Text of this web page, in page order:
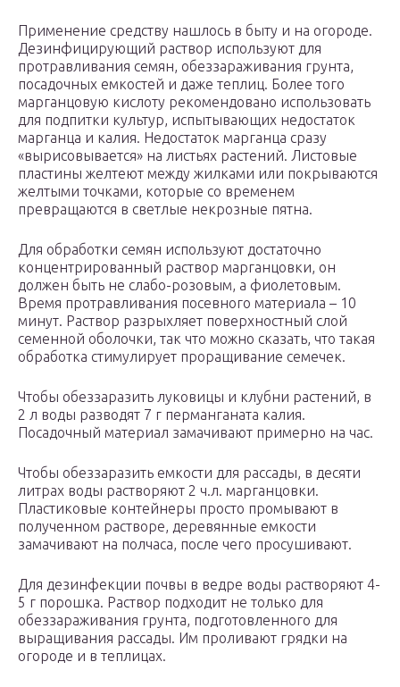
Применение средству нашлось в быту и на огороде.
Дезинфицирующий раствор используют для
протравливания семян, обеззараживания грунта,
посадочных емкостей и даже теплиц. Более того
марганцовую кислоту рекомендовано использовать
для подпитки культур, испытывающих недостаток
марганца и калия. Недостаток марганца сразу
«вырисовывается» на листьях растений. Листовые
пластины желтеют между жилками или покрываются
желтыми точками, которые со временем
превращаются в светлые некрозные пятна.
Для обработки семян используют достаточно
концентрированный раствор марганцовки, он
должен быть не слабо-розовым, а фиолетовым.
Время протравливания посевного материала – 10
минут. Раствор разрыхляет поверхностный слой
семенной оболочки, так что можно сказать, что такая
обработка стимулирует проращивание семечек.
Чтобы обеззаразить луковицы и клубни растений, в
2 л воды разводят 7 г перманганата калия.
Посадочный материал замачивают примерно на час.
Чтобы обеззаразить емкости для рассады, в десяти
литрах воды растворяют 2 ч.л. марганцовки.
Пластиковые контейнеры просто промывают в
полученном растворе, деревянные емкости
замачивают на полчаса, после чего просушивают.
Для дезинфекции почвы в ведре воды растворяют 4-
5 г порошка. Раствор подходит не только для
обеззараживания грунта, подготовленного для
выращивания рассады. Им проливают грядки на
огороде и в теплицах.